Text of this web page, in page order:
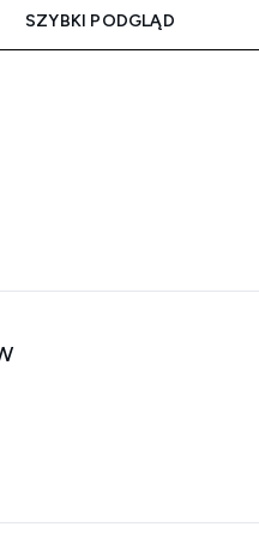
SZYBKI PODGLĄD